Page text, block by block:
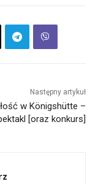
Następny artykuł
w Königshütte –
[oraz konkurs]